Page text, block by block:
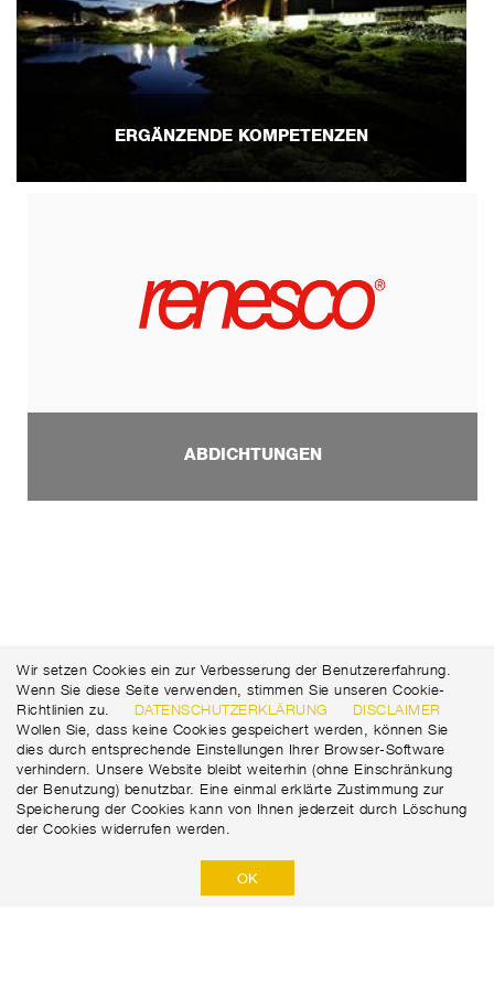
ERGÄNZENDE KOMPETENZEN
ABDICHTUNGEN
Wir setzen Cookies ein zur Verbesserung der Benutzererfahrung.
Wenn Sie diese Seite verwenden, stimmen Sie unseren Cookie-
Richtlinien zu.
DATENSCHUTZERKLÄRUNG
DISCLAIMER
Wollen Sie, dass keine Cookies gespeichert werden, können Sie
dies durch entsprechende Einstellungen Ihrer Browser-Software
verhindern. Unsere Website bleibt weiterhin (ohne Einschränkung
der Benutzung) benutzbar. Eine einmal erklärte Zustimmung zur
Speicherung der Cookies kann von Ihnen jederzeit durch Löschung
der Cookies widerrufen werden.
OK